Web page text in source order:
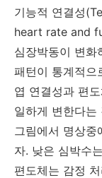
기능적 연결성
heart rate and
심장박동이 변화
패턴이 통계적으
엽 연결성과 편
일하게 변한다는
그림에서 명상중
자. 낮은 심박수
편도체는 감정